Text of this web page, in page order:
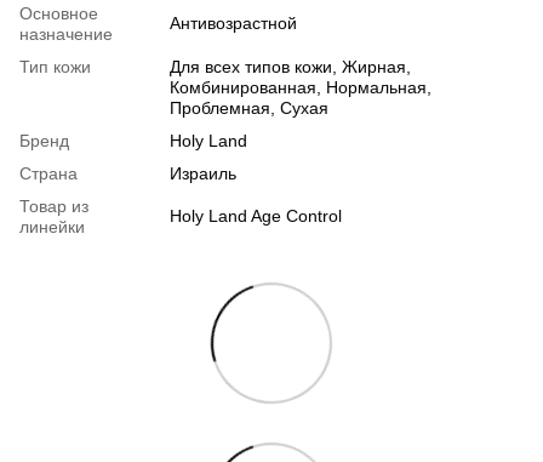
Основное
назначение
Антивозрастной
Тип кожи Для всех типов кожи, Жирная,
Комбинированная, Нормальная,
Проблемная, Сухая
Бренд
Holy Land
Страна
Израиль
Товар из
линейки
Holy Land Age Control